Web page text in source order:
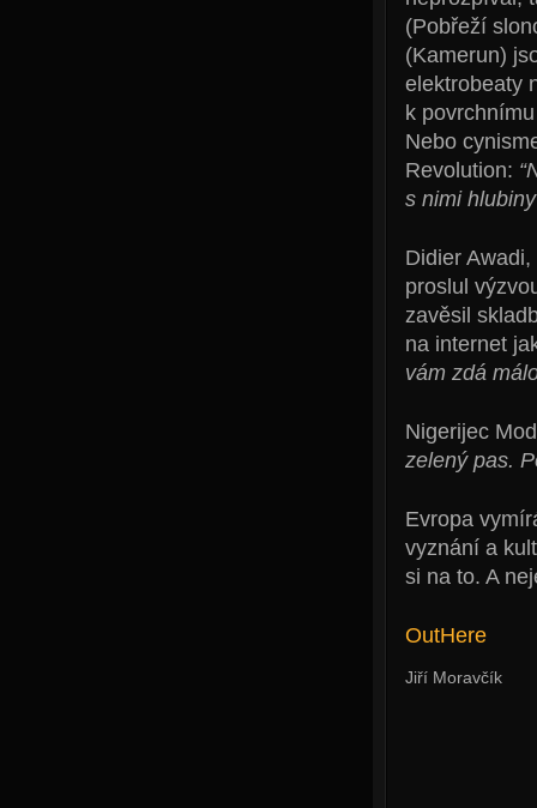
(Pobřeží
(Kamerun)
elektrobeaty
k
Nebo
Revolution:
s nimi
Didier
proslul
zavěsil
na internet
vám zdá
Nigerijec
zelený pas.
Evropa
vyznání a
si na to. A
OutHere
Jiří Moravčík